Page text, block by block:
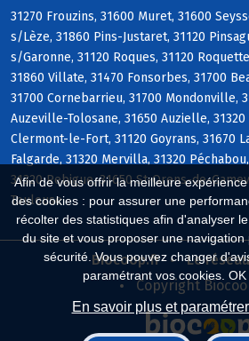
Afin de vous offrir la meilleure
des cookies : pour assurer une
récolter des statistiques afin d'analyser
du site et vous proposer une
sécurité. Vous pouvez changer
paramétrant vos cookies.
En savoir plus et
31270 Frouzins, 31600 Muret, 31600
s/Lèze, 31860 Pins-Justaret, 31120
s/Garonne, 31120 Roques, 31120
31860 Villate, 31470 Fonsorbes, 31700
31700 Cornebarrieu, 31700 Mondonville,
Auzeville-Tolosane, 31650 Auzielle, 31320
Clermont-le-Fort, 31120 Goyrans, 31670
Falgarde, 31320 Mervilla, 31320
31320 Rebigue, 31650 St-Orens-de-
Toulouse
Biocoop.fr
Le
Copyright